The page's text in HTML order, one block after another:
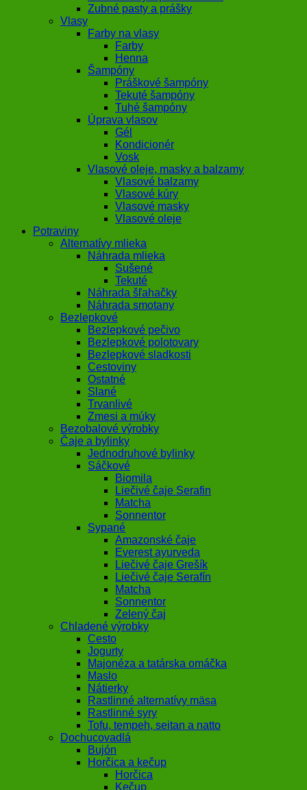
Zubné pasty a prášky
Vlasy
Farby na vlasy
Farby
Henna
Šampóny
Práškové šampóny
Tekuté šampóny
Tuhé šampóny
Úprava vlasov
Gél
Kondicionér
Vosk
Vlasové oleje, masky a balzamy
Vlasové balzamy
Vlasové kúry
Vlasové masky
Vlasové oleje
Potraviny
Alternatívy mlieka
Náhrada mlieka
Sušené
Tekuté
Náhrada šľahačky
Náhrada smotany
Bezlepkové
Bezlepkové pečivo
Bezlepkové polotovary
Bezlepkové sladkosti
Cestoviny
Ostatné
Slané
Trvanlivé
Zmesi a múky
Bezobalové výrobky
Čaje a bylinky
Jednodruhové bylinky
Sáčkové
Biomila
Liečivé čaje Serafin
Matcha
Sonnentor
Sypané
Amazonské čaje
Everest ayurveda
Liečivé čaje Grešík
Liečivé čaje Serafín
Matcha
Sonnentor
Zelený čaj
Chladené výrobky
Cesto
Jogurty
Majonéza a tatárska omáčka
Maslo
Nátierky
Rastlinné alternatívy mäsa
Rastlinné syry
Tofu, tempeh, seitan a natto
Dochucovadlá
Bujón
Horčica a kečup
Horčica
Kečup